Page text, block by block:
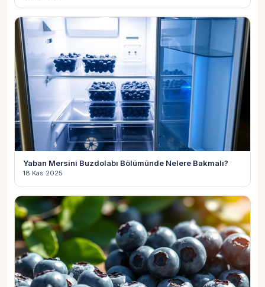
Yaban Mersini Buzdolabı Bölümünde Nelere Bakmalı?
18 Kas 2025